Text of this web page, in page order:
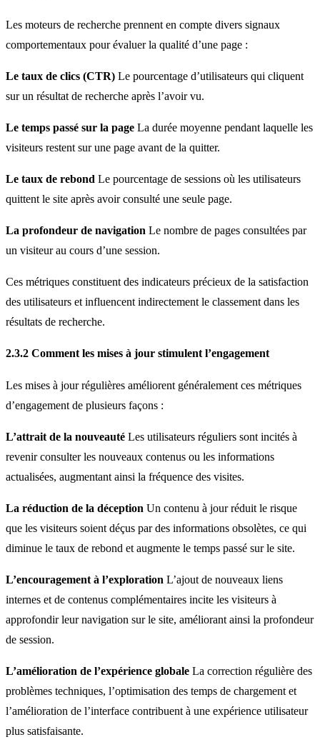
Les moteurs de recherche prennent en compte divers signaux
comportementaux pour évaluer la qualité d’une page :
Le taux de clics (CTR) Le pourcentage d’utilisateurs qui cliquent
sur un résultat de recherche après l’avoir vu.
Le temps passé sur la page La durée moyenne pendant laquelle les
visiteurs restent sur une page avant de la quitter.
Le taux de rebond Le pourcentage de sessions où les utilisateurs
quittent le site après avoir consulté une seule page.
La profondeur de navigation Le nombre de pages consultées par
un visiteur au cours d’une session.
Ces métriques constituent des indicateurs précieux de la satisfaction
des utilisateurs et influencent indirectement le classement dans les
résultats de recherche.
2.3.2 Comment les mises à jour stimulent l’engagement
Les mises à jour régulières améliorent généralement ces métriques
d’engagement de plusieurs façons :
L’attrait de la nouveauté Les utilisateurs réguliers sont incités à
revenir consulter les nouveaux contenus ou les informations
actualisées, augmentant ainsi la fréquence des visites.
La réduction de la déception Un contenu à jour réduit le risque
que les visiteurs soient déçus par des informations obsolètes, ce qui
diminue le taux de rebond et augmente le temps passé sur le site.
L’encouragement à l’exploration L’ajout de nouveaux liens
internes et de contenus complémentaires incite les visiteurs à
approfondir leur navigation sur le site, améliorant ainsi la profondeur
de session.
L’amélioration de l’expérience globale La correction régulière des
problèmes techniques, l’optimisation des temps de chargement et
l’amélioration de l’interface contribuent à une expérience utilisateur
plus satisfaisante.